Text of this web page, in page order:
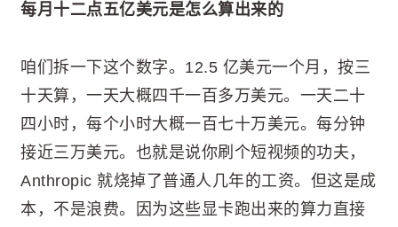
每月十二点五亿美元是怎么算出来的
咱们拆一下这个数字。12.5 亿美元一个月，按三
十天算，一天大概四千一百多万美元。一天二十
四小时，每个小时大概一百七十万美元。每分钟
接近三万美元。也就是说你刷个短视频的功夫，
Anthropic 就烧掉了普通人几年的工资。但这是成
本，不是浪费。因为这些显卡跑出来的算力直接